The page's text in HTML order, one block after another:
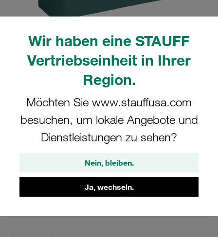
Wir haben eine STAUFF
Vertriebseinheit in Ihrer
Region.
Möchten Sie www.stauffusa.com
besuchen, um lokale Angebote und
Dienstleistungen zu sehen?
Nein, bleiben.
Ja, wechseln.
tatsächlichen Produkt abweichen.
4S Ø20mm Polypropylen W3 Deckpl.,
AS-Schraube gerippt, mit Vorspannung
4020-PP-DPAL-AS-M-W3
Technische Daten ansehen